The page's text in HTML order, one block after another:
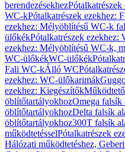
berendezésekhezPótalkatrészek
WC-kPótalkatrészek ezekhez:
ezekhez: Mélyöblítésű WC-k
ülőkékPótalkatrészek ezekhez:
ezekhez: Mélyöblítésű WC-k,
WC-ülőkékWC-ülőkék
Fali WC-kÁlló WC
ezekhez: WC-ülőkarimák
ezekhez: Kiegészítők
öblítőtartályokhozOmega
öblítőtartályokhozDelta falsík
öblítőtartályokhoz300T falsík
működtetésselPótalkatrészek
Hálózati működtetéshez,